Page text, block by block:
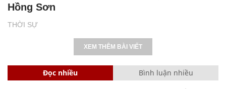
THỜI SỰ
Hồng Sơn
XEM THÊM BÀI VIẾT
Đọc nhiều Bình luận nhiều